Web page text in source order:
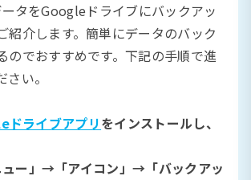
タをGoogleドライブにバックアッ
紹介します。簡単にデータのバック
のでおすすめです。下記の手順で進
い。
ドライブアプリをインストールし、
ー」→「アイコン」→「バックアッ